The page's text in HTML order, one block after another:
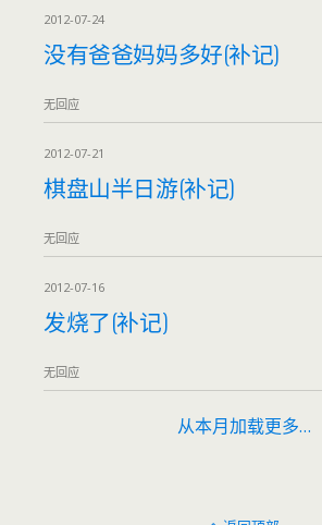
2012-07-24
没有爸爸妈妈多好(补记)
无回应
2012-07-21
棋盘山半日游(补记)
无回应
2012-07-16
发烧了(补记)
无回应
从本月加载更多…